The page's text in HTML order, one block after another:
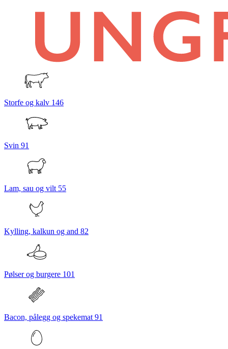
Storfe og kalv 146
Svin 91
Lam, sau og vilt 55
Kylling, kalkun og and 82
Pølser og burgere 101
Bacon, pålegg og spekemat 91